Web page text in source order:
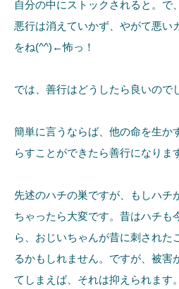
自分の中にストックされると。で
悪行は消えていかず、やがて悪い
をね(^^)←怖っ！
では、善行はどうしたら良いので
簡単に言うならば、他の命を生か
らすことができたら善行になりま
先述のハチの巣ですが、もしハチ
ちゃったら大変です。昔はハチも
ら、おじいちゃんが昔に刺された
るかもしれません。ですが、被害
てしまえば、それは抑えられます